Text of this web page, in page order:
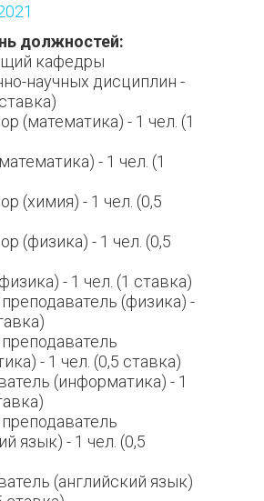
должностей:
кафедры
научных дисциплин -
(математика) - 1 чел. (1
- 1 чел. (1
(химия) - 1 чел. (0,5
(физика) - 1 чел. (0,5
- 1 чел. (1 ставка)
(физика) -
- 1 чел. (0,5 ставка)
(информатика) - 1
язык) - 1 чел. (0,5
(английский язык)